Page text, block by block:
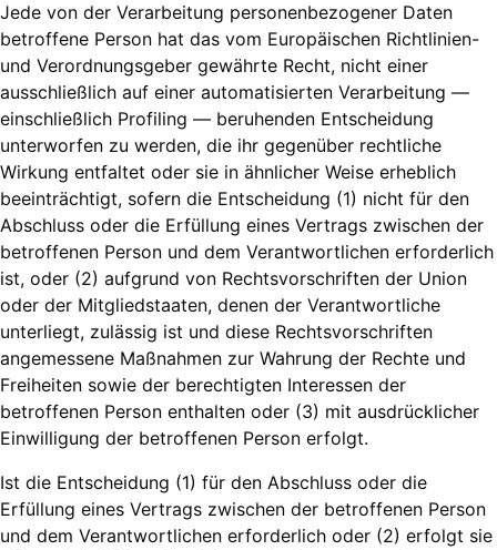
Jede von der Verarbeitung personenbezogener Daten
betroffene Person hat das vom Europäischen Richtlinien-
und Verordnungsgeber gewährte Recht, nicht einer
ausschließlich auf einer automatisierten Verarbeitung —
einschließlich Profiling — beruhenden Entscheidung
unterworfen zu werden, die ihr gegenüber rechtliche
Wirkung entfaltet oder sie in ähnlicher Weise erheblich
beeinträchtigt, sofern die Entscheidung (1) nicht für den
Abschluss oder die Erfüllung eines Vertrags zwischen der
betroffenen Person und dem Verantwortlichen erforderlich
ist, oder (2) aufgrund von Rechtsvorschriften der Union
oder der Mitgliedstaaten, denen der Verantwortliche
unterliegt, zulässig ist und diese Rechtsvorschriften
angemessene Maßnahmen zur Wahrung der Rechte und
Freiheiten sowie der berechtigten Interessen der
betroffenen Person enthalten oder (3) mit ausdrücklicher
Einwilligung der betroffenen Person erfolgt.
Ist die Entscheidung (1) für den Abschluss oder die
Erfüllung eines Vertrags zwischen der betroffenen Person
und dem Verantwortlichen erforderlich oder (2) erfolgt sie